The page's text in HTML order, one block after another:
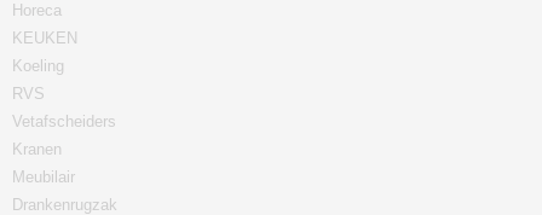
Horeca
KEUKEN
Koeling
RVS
Vetafscheiders
Kranen
Meubilair
Drankenrugzak